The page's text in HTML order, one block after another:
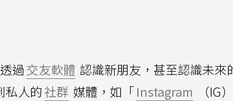
過交友軟體 認識新朋友，甚至認識未
私人的社群 媒體，如「Instagram （IG